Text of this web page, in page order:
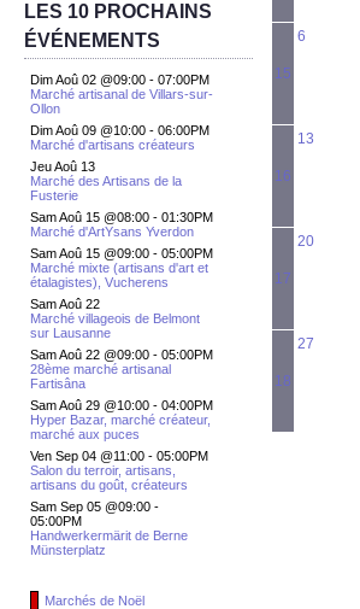
LES 10 PROCHAINS
ÉVÉNEMENTS
Dim Aoû 02 @09:00 - 07:00PM
Marché artisanal de Villars-sur-
Ollon
Dim Aoû 09 @10:00 - 06:00PM
Marché d'artisans créateurs
Jeu Aoû 13
Marché des Artisans de la
Fusterie
Sam Aoû 15 @08:00 - 01:30PM
Marché d'ArtYsans Yverdon
Sam Aoû 15 @09:00 - 05:00PM
Marché mixte (artisans d'art et
étalagistes), Vucherens
Sam Aoû 22
Marché villageois de Belmont
sur Lausanne
Sam Aoû 22 @09:00 - 05:00PM
28ème marché artisanal
Fartisâna
Sam Aoû 29 @10:00 - 04:00PM
Hyper Bazar, marché créateur,
marché aux puces
Ven Sep 04 @11:00 - 05:00PM
Salon du terroir, artisans,
artisans du goût, créateurs
Sam Sep 05 @09:00 -
05:00PM
Handwerkermärit de Berne
Münsterplatz
Marchés de Noël
15
6
16
13
17
20
18
27